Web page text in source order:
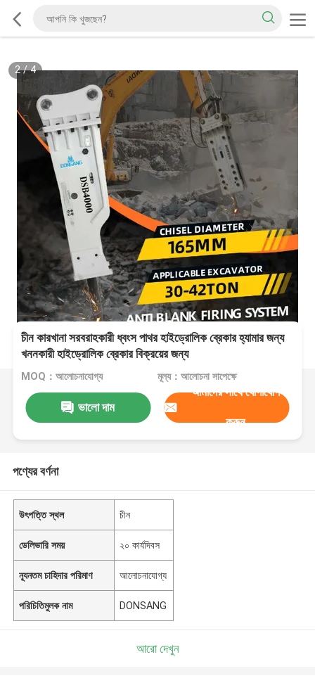
2/4
চীন কারখানা সরবরাহকারী ধ্বংস পাথর হাইড্রোলিক ব্রেকার হ্যামার জন্য
খননকারী হাইড্রোলিক ব্রেকার বিক্রয়ের জন্য
MOQ：আলোচনাযোগ্য মূল্য：আলোচনা সাপেক্ষে
ভালো দাম
আমাদের সাথে যোগাযোগ
করুন
পণ্যের বর্ণনা
উৎপত্তি স্থল চীন
ডেলিভারি সময় ২০ কার্যদিবস
ন্যূনতম চাহিদার পরিমাণ আলোচনাযোগ্য
পরিচিতিমুলক নাম DONSANG
আরো দেখুন